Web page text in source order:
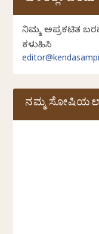
ನಿಮ್ಮ ಅಪ್ರಕಟಿತ
ಕಳುಹಿಸಿ
ನಮ್ಮ